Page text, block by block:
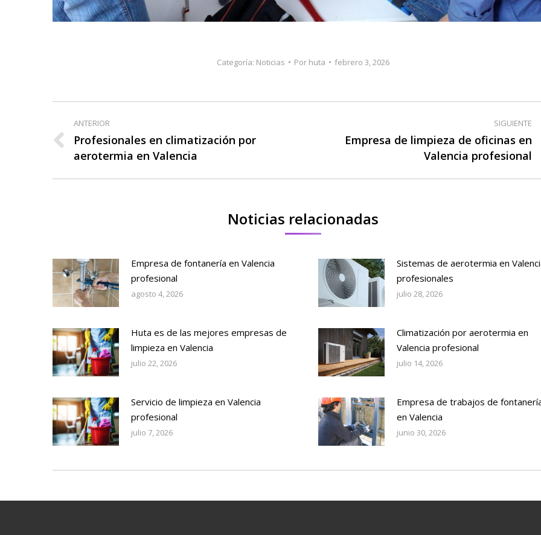
Categoría: Noticias Por huta febrero 3, 2026
Navegación
entre
publicaciones
ANTERIOR
Publicación
anterior:
Profesionales en climatización por
aerotermia en Valencia
SIGUIENTE
PublicaciónEmpresa de limpieza de oficinas en
Valencia profesional
Noticias relacionadas
Empresa de fontanería en Valencia
profesional
agosto 4, 2026
Sistemas de aerotermia en
profesionales
julio 28, 2026
Huta es de las mejores empresas de
limpieza en Valencia
julio 22, 2026
Climatización por aerotermia en
Valencia profesional
julio 14, 2026
Servicio de limpieza en Valencia
profesional
julio 7, 2026
Empresa de trabajos de
en Valencia
junio 30, 2026